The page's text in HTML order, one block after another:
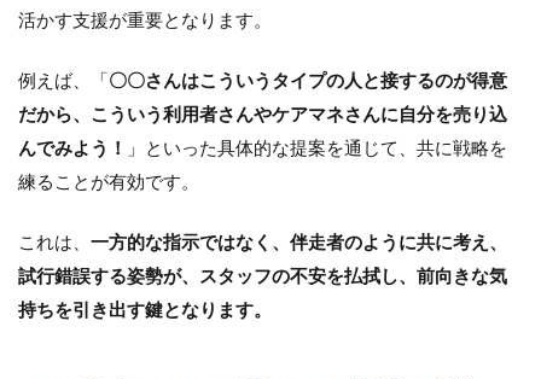
活かす支援が重要となります。
例えば、「〇〇さんはこういうタイプの人と接するのが得意
だから、こういう利用者さんやケアマネさんに自分を売り込
んでみよう！
」といった具体的な提案を通じて、共に戦略を
練ることが有効です。
これは、 一方的な指示ではなく、伴走者のように共に考え、
試行錯誤する姿勢が、スタッフの不安を払拭し、前向きな気
持ちを引き出す鍵となります。